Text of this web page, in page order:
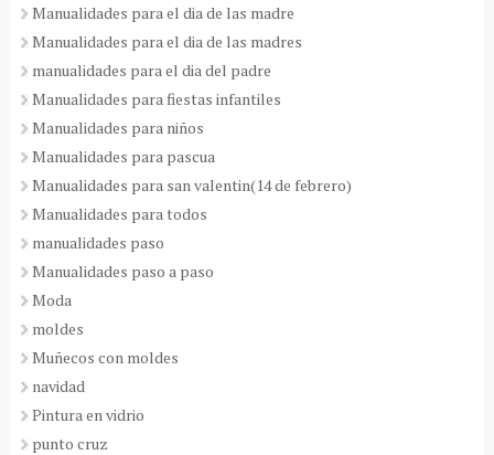
Manualidades para el dia de las madre
Manualidades para el dia de las madres
manualidades para el dia del padre
Manualidades para fiestas infantiles
Manualidades para niños
Manualidades para pascua
Manualidades para san valentin(14 de febrero)
Manualidades para todos
manualidades paso
Manualidades paso a paso
Moda
moldes
Muñecos con moldes
navidad
Pintura en vidrio
punto cruz